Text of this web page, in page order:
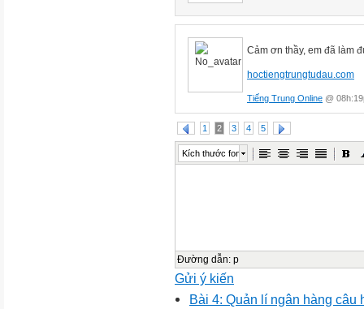
Cảm ơn thầy, em đã làm
hoctiengtrungtudau.com
Tiếng Trung Online @
1 2 3 4 5
Kích thước font
Đường dẫn: p
Gửi ý kiến
Bài 4: Quản lí ngân hàng câu